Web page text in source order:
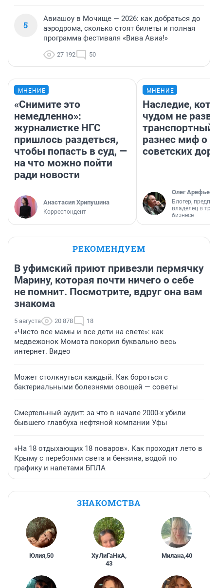
5
Авиашоу в Мочище — 2026: как добраться до
аэродрома, сколько стоят билеты и полная
программа фестиваля «Вива Авиа!»
27 192 50
МНЕНИЕ
«Снимите это
немедленно»:
журналистке НГС
пришлось раздеться,
чтобы попасть в суд, —
на что можно пойти
ради новости
Анастасия Хрипушина
Корреспондент
МНЕНИЕ
Наследие,
чудом не
транспортный
разнес миф о
советских
Олег Арефьев
Блогер,
владелец в
бизнесе
РЕКОМЕНДУЕМ
В уфимский приют привезли пермячку
Марину, которая почти ничего о себе
не помнит. Посмотрите, вдруг она вам
знакома
5 августа 20 878 18
«Чисто все мамы и все дети на свете»: как
медвежонок Момота покорил буквально весь
интернет. Видео
Может столкнуться каждый. Как бороться с
бактериальными болезнями овощей — советы
Смертельный аудит: за что в начале 2000-х убили
бывшего главбуха нефтяной компании Уфы
«На 18 отдыхающих 18 поваров». Как проходит лето в
Крыму с перебоями света и бензина, водой по
графику и налетами БПЛА
ЗНАКОМСТВА
Юлия,50 ХуЛиГаНкА,
43
Милана,40